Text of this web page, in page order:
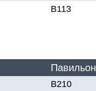
В113
Павильон
В210